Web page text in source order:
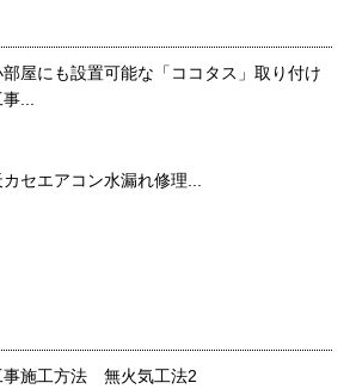
部屋にも設置可能な「ココタス」取り付け
...
カセエアコン水漏れ修理...
事施工方法 無火気工法2